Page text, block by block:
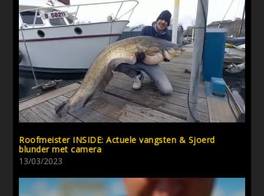
Roofmeister INSIDE: Actuele vangsten & Sjoerd
blunder met camera
13/03/2023